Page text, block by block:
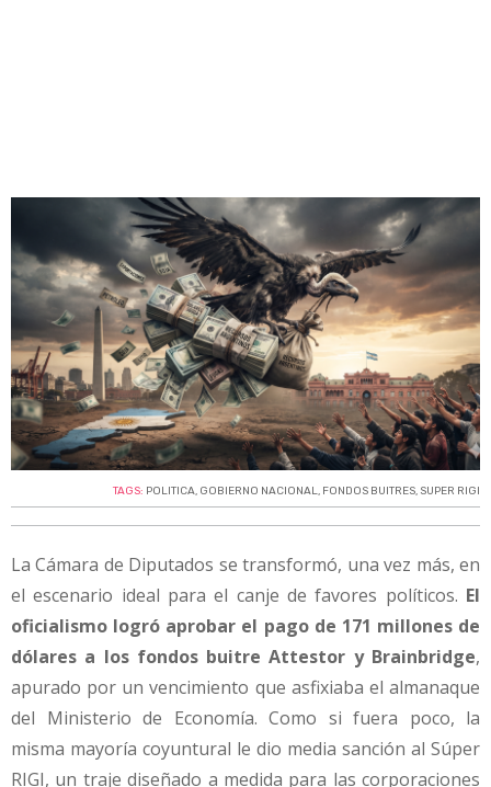
TAGS: POLITICA, GOBIERNO NACIONAL, FONDOS BUITRES, SUPER RIGI
La Cámara de Diputados se transformó, una vez más, en
el escenario ideal para el canje de favores políticos. El
oficialismo logró aprobar el pago de 171 millones de
dólares a los fondos buitre Attestor y Brainbridge,
apurado por un vencimiento que asfixiaba el almanaque
del Ministerio de Economía. Como si fuera poco, la
misma mayoría coyuntural le dio media sanción al Súper
RIGI, un traje diseñado a medida para las corporaciones